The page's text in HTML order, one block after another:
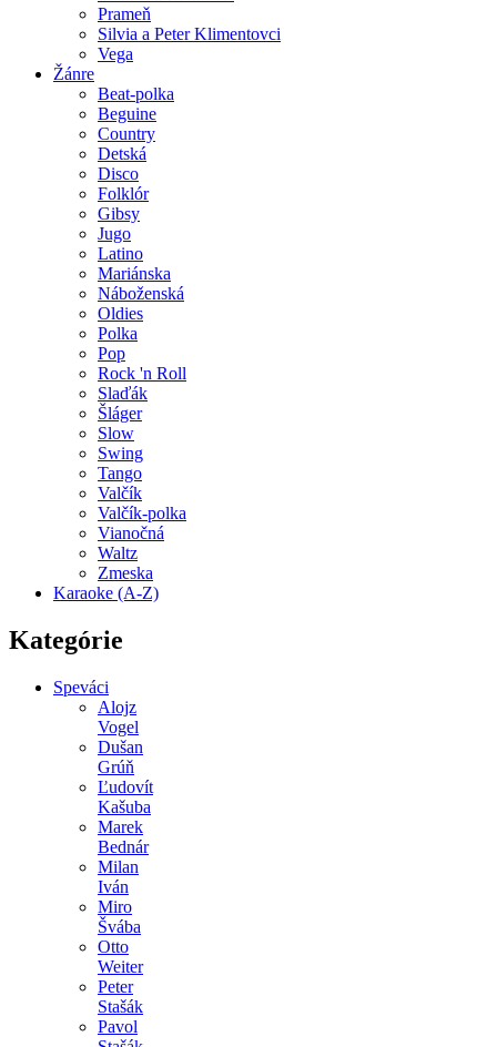
Prameň
Silvia a Peter Klimentovci
Vega
Žánre
Beat-polka
Beguine
Country
Detská
Disco
Folklór
Gibsy
Jugo
Latino
Mariánska
Náboženská
Oldies
Polka
Pop
Rock 'n Roll
Slaďák
Šláger
Slow
Swing
Tango
Valčík
Valčík-polka
Vianočná
Waltz
Zmeska
Karaoke (A-Z)
Kategórie
Speváci
Alojz
Vogel
Dušan
Grúň
Ľudovít
Kašuba
Marek
Bednár
Milan
Iván
Miro
Švába
Otto
Weiter
Peter
Stašák
Pavol